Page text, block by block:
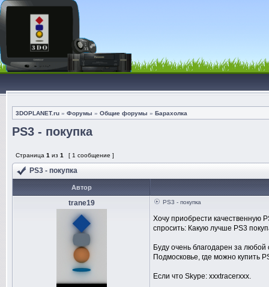
3DOPLANET.ru » Форумы » Общие форумы » Барахолка
PS3 - покупка
Страница 1 из 1 [ 1 сообщение ]
PS3 - покупка
Автор
trane19 PS3 - покупка
Хочу приобрести качественную
спросить: Какую лучше PS3
Буду очень благодарен за
Подмосковье, где можно купить
Если что Skype: xxxtracerxxx.